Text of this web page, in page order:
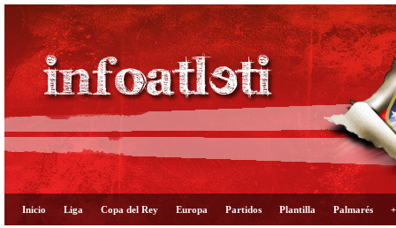
Inicio Liga Copa del Rey Europa Partidos Plantilla Palmarés